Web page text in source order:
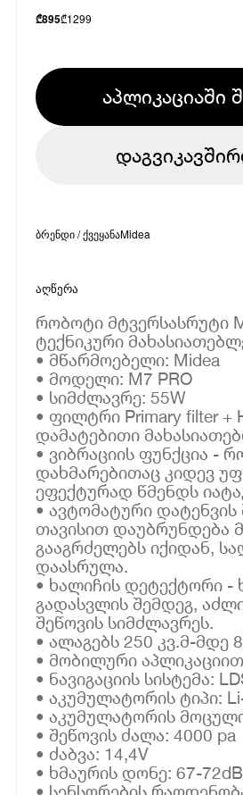
₾895₾1299
აპლიკაციაში
ბრენდი / ქვეყანაMidea
აღწერა
რობოტი მტვერსასრუტი
ტექნიკური
• მწარმოებელი: Midea
• მოდელი: M7 PRO
• სიმძლავრე: 55W
• ფილტრი Primary filter +
დამატებითი
• ვიბრაციის ფუნქცია -
დახმარებითაც კიდევ
ეფექტურად წმენდს
• ავტომატური დატენვის
თავისით დაუბრუნდება
გააგრძელებს იქიდან,
დაასრულა.
• ხალიჩის დეტექტორი -
გადასვლის შემდეგ,
შეწოვის სიმძლავრეს.
• ალაგებს 250 კვ.მ-მდე
• მობილური
• ნავიგაციის სისტემა:
• აკუმულატორის ტიპი:
• აკუმულატორის
• შეწოვის ძალა: 4000 pa
• ძაბვა: 14,4V
• ხმაურის დონე: 67-
• სენსორების